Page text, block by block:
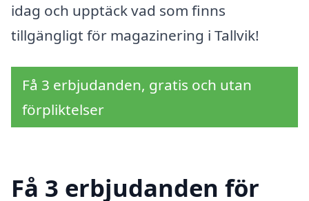
idag och upptäck vad som finns
tillgängligt för magazinering i Tallvik!
Få 3 erbjudanden, gratis och utan
förpliktelser
Få 3 erbjudanden för